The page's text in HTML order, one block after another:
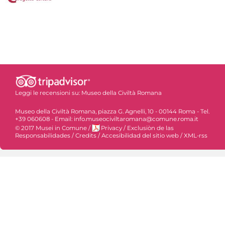
Leggi le recensioni su: Museo della Civiltà Romana
Museo della Civiltà Romana, piazza G. Agnelli, 10 - 00144 Roma - Tel.
+39 060608 - Email: info.museociviltaromana@comune.roma.it
© 2017 Musei in Comune / Privacy / Exclusiòn de las
Responsabilidades /Credits /Accesibilidad del sitio web /XML-rss